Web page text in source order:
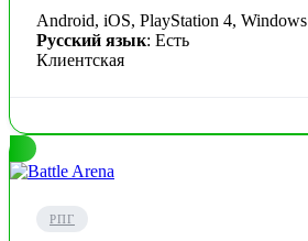
Android, iOS, PlayStation 4, Windows
Русский язык: Есть
Клиентская
РПГ